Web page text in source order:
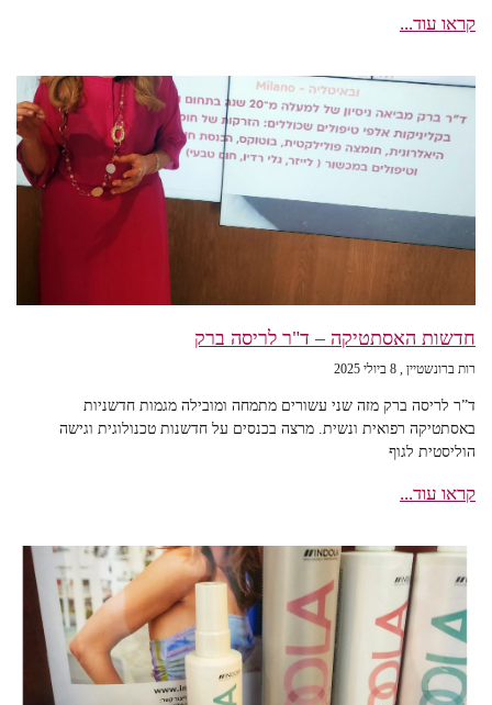
קראו עוד...
חדשות האסתטיקה – ד"ר לריסה ברק
רות ברונשטיין 8 ביולי 2025
ד”ר לריסה ברק מזה שני עשורים מתמחה ומובילה מגמות חדשניות
באסתטיקה רפואית ונשית. מרצה בכנסים על חדשנות טכנולוגית וגישה
הוליסטית לגוף
קראו עוד...